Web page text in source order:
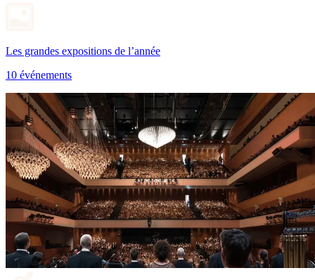
Les grandes expositions de l’année
10 événements